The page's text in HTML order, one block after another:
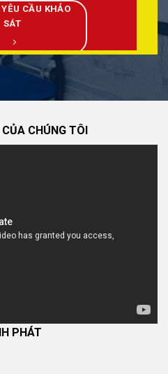
CẦU KHẢO
SÁT
CHÚNG TÔI
PHÁT